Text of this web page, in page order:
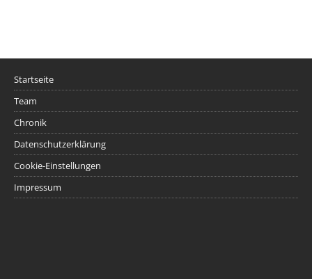
Startseite
Team
Chronik
Datenschutzerklärung
Cookie-Einstellungen
Impressum